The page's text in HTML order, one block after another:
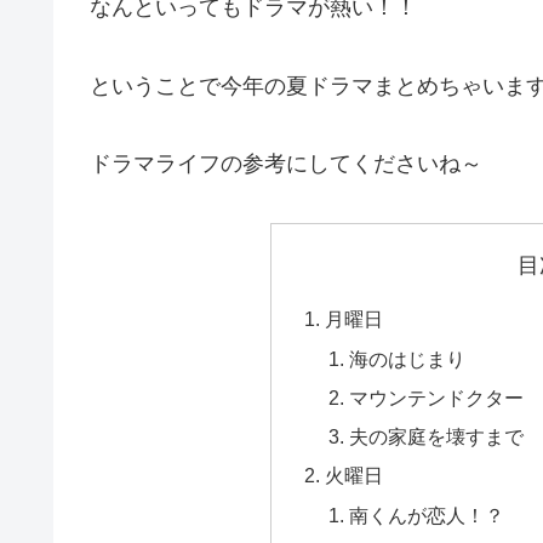
なんといってもドラマが熱い！！
ということで今年の夏ドラマまとめちゃいま
ドラマライフの参考にしてくださいね～
月曜日
海のはじまり
マウンテンドクター
夫の家庭を壊すまで
火曜日
南くんが恋人！？